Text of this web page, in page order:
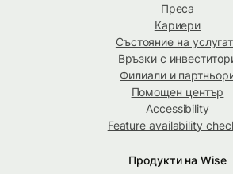
Преса
Кариери
Състояние на
Връзки с
Филиали и
Помощен център
Accessibility
Feature availability
Продукти на Wise